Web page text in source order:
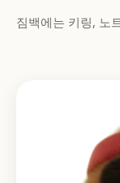
짐백에는 키링, 노